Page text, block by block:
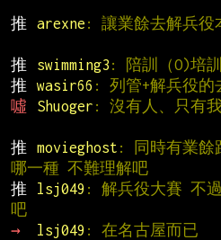
推
arexne : 讓業餘去解兵役
推
swimming3 : 陪訓（O)培
推
wasir66 : 列管+解兵役的
噓
Shuoger : 沒有人、只有
推
movieghost : 同時有業餘
哪一種 不難理解吧
推
lsj049 : 解兵役大賽 不
吧
→
lsj049 : 在名古屋而已